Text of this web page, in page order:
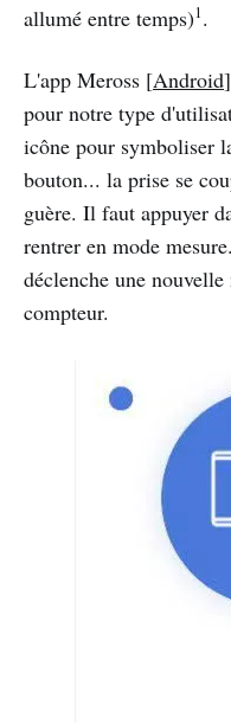
allumé entre temps)1.
L'app Meross [Android
pour notre type
icône pour symboliser
bouton... la prise se
guère. Il faut appuyer
rentrer en mode
déclenche une
compteur.